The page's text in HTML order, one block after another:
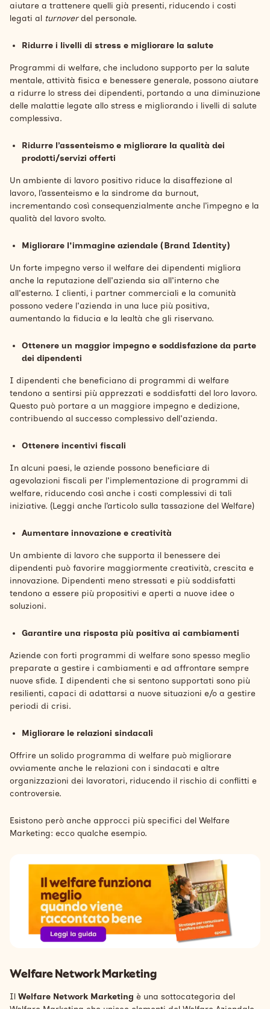
aiutare a trattenere quelli già presenti, riducendo i costi
legati al turnoverdel personale.
Ridurre i livelli di stress e migliorare la salute
Programmi di welfare, che includono supporto per la salute
mentale, attività fisica e benessere generale, possono aiutare
a ridurre lo stress dei dipendenti, portando a una diminuzione
delle malattie legate allo stress e migliorando i livelli di salute
complessiva.
Ridurre l’assenteismo e migliorare la qualità dei
prodotti/servizi offerti
Un ambiente di lavoro positivo riduce la disaffezione al
lavoro, l’assenteismo e la sindrome da burnout,
incrementando così consequenzialmente anche l’impegno e la
qualità del lavoro svolto.
Migliorare l'immagine aziendale (Brand Identity)
Un forte impegno verso il welfare dei dipendenti migliora
anche la reputazione dell'azienda sia all'interno che
all'esterno. I clienti, i partner commerciali e la comunità
possono vedere l'azienda in una luce più positiva,
aumentando la fiducia e la lealtà che gli riservano.
Ottenere un maggior impegno e soddisfazione da parte
dei dipendenti
I dipendenti che beneficiano di programmi di welfare
tendono a sentirsi più apprezzati e soddisfatti del loro lavoro.
Questo può portare a un maggiore impegno e dedizione,
contribuendo al successo complessivo dell'azienda.
Ottenere incentivi fiscali
In alcuni paesi, le aziende possono beneficiare di
agevolazioni fiscali per l'implementazione di programmi di
welfare, riducendo così anche i costi complessivi di tali
iniziative. (Leggi anche l’articolo sulla tassazione del Welfare)
Aumentare innovazione e creatività
Un ambiente di lavoro che supporta il benessere dei
dipendenti può favorire maggiormente creatività, crescita e
innovazione. Dipendenti meno stressati e più soddisfatti
tendono a essere più propositivi e aperti a nuove idee o
soluzioni.
Garantire una risposta più positiva ai cambiamenti
Aziende con forti programmi di welfare sono spesso meglio
preparate a gestire i cambiamenti e ad affrontare sempre
nuove sfide. I dipendenti che si sentono supportati sono più
resilienti, capaci di adattarsi a nuove situazioni e/o a gestire
periodi di crisi.
Migliorare le relazioni sindacali
Offrire un solido programma di welfare può migliorare
ovviamente anche le relazioni con i sindacati e altre
organizzazioni dei lavoratori, riducendo il rischio di conflitti e
controversie.
Esistono però anche approcci più specifici del Welfare
Marketing: ecco qualche esempio.
Welfare Network Marketing
Il Welfare Network Marketing è una sottocategoria del